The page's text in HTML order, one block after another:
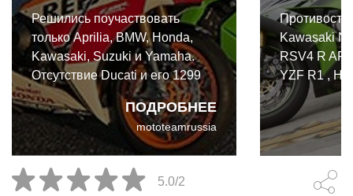
ПОДРОБНЕЕ
Решились поучаствовать
только Aprilia, BMW, Honda,
Kawasaki, Suzuki и Yamaha.
Отсутствие Ducati и его 1299
Panigale не осталось не
замеченным, они упустили
возможность из-за задержек в
отгрузке, но как они сами
сказали, шоу должно
продолжаться.
mototeamrussia
Kawasaki
RSV4 R
YZF R1 ,
SP , Suzuki
S1000RR
5.0/2